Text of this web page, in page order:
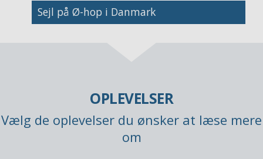
Image
Sejl på Ø-hop i Danmark
OPLEVELSER
Vælg de oplevelser du ønsker at læse mere
om